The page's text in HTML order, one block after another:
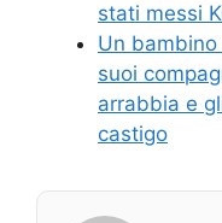
stati messi
Un
suoi
arrabbia e
castigo